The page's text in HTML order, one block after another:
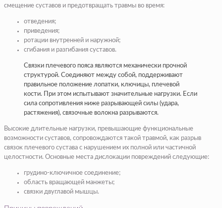
смещение суставов и предотвращать травмы во время:
отведения;
приведения;
ротации внутренней и наружной;
сгибания и разгибания суставов.
Связки плечевого пояса являются механически прочной
структурой. Соединяют между собой, поддерживают
правильное положение лопатки, ключицы, плечевой
кости. При этом испытывают значительные нагрузки. Если
сила сопротивления ниже разрывающей силы (удара,
растяжения), связочные волокна разрываются.
Высокие длительные нагрузки, превышающие функциональные
возможности суставов, сопровождаются такой травмой, как разрыв
связок плечевого сустава с нарушением их полной или частичной
целостности. Основные места дислокации повреждений следующие:
грудино-ключичное соединение;
область вращающей манжеты;
связки двуглавой мышцы.